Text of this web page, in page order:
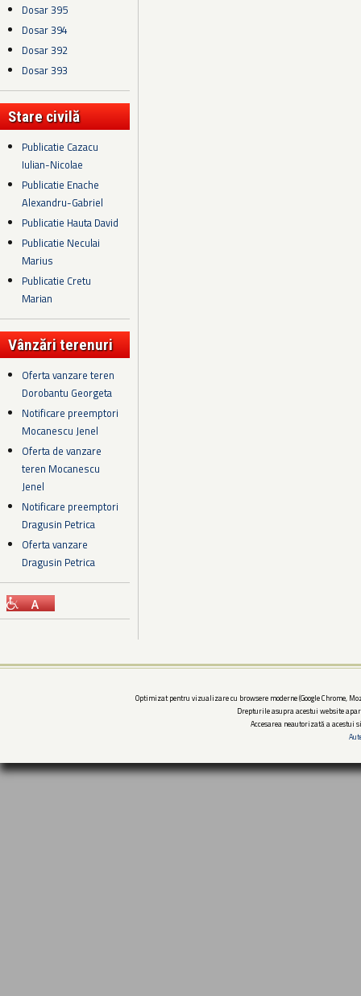
Dosar 395
Dosar 394
Dosar 392
Dosar 393
Stare civilă
Publicatie Cazacu
Iulian-Nicolae
Publicatie Enache
Alexandru-Gabriel
Publicatie Hauta David
Publicatie Neculai
Marius
Publicatie Cretu
Marian
Vânzări terenuri
Oferta vanzare teren
Dorobantu Georgeta
Notificare preemptori
Mocanescu Jenel
Oferta de vanzare
teren Mocanescu
Jenel
Notificare preemptori
Dragusin Petrica
Oferta vanzare
Dragusin Petrica
Optimizat pentru vizualizare cu browsere moderne (Google Chrome,
Drepturile asupra acestui website
Accesarea neautorizată a acestui